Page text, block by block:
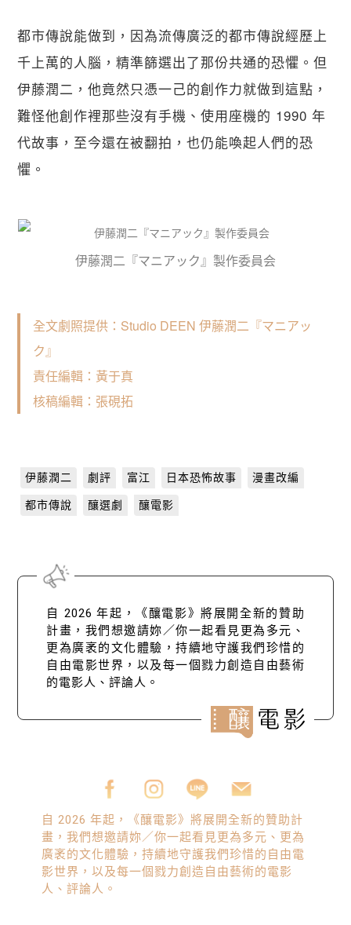
都市傳說能做到，因為流傳廣泛的都市傳說經歷上
千上萬的人腦，精準篩選出了那份共通的恐懼。但
伊藤潤二，他竟然只憑一己的創作力就做到這點，
難怪他創作裡那些沒有手機、使用座機的 1990 年
代故事，至今還在被翻拍，也仍能喚起人們的恐
懼。
伊藤潤二『マニアック』製作委員会
全文劇照提供： Studio DEEN 伊藤潤二『マニアッ
ク』
責任編輯：黃于真
核稿編輯：張硯拓
伊藤潤二 劇評 富江 日本恐怖故事 漫畫改編
都市傳說 釀選劇 釀電影
自 2026 年起，《釀電影》將展開全新的贊助
計畫，我們想邀請妳／你一起看見更為多元、
更為廣袤的文化體驗，持續地守護我們珍惜的
自由電影世界，以及每一個戮力創造自由藝術
的電影人、評論人。
自 2026 年起，《釀電影》將展開全新的贊助計
畫，我們想邀請妳／你一起看見更為多元、更為
廣袤的文化體驗，持續地守護我們珍惜的自由電
影世界，以及每一個戮力創造自由藝術的電影
人、評論人。